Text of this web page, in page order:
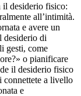
il desiderio fisico:
all’intimità.
e avere un
desiderio di
gesti, come
o pianificare
il desiderio fisico
connettete a livello
e